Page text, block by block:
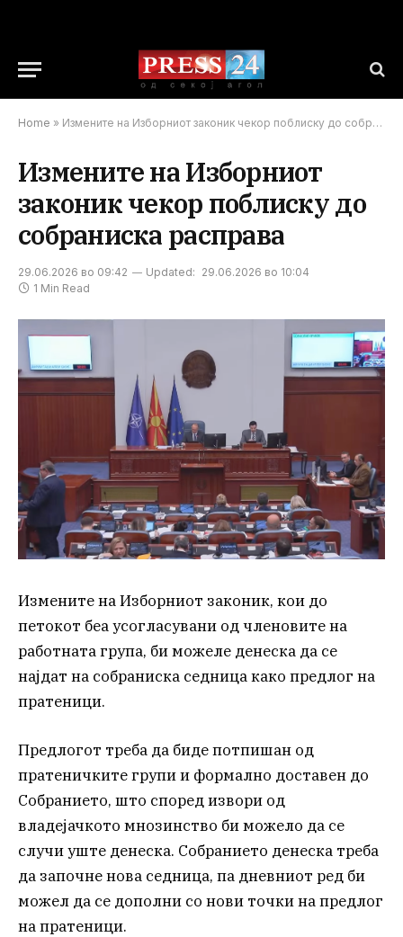
Home » Измените на Изборниот законик чекор поблиску до собраниска расправа
Измените на Изборниот
законик чекор поблиску до
собраниска расправа
29.06.2026 во 09:42 Updated: 29.06.2026 во 10:04
1 Min Read
Измените на Изборниот законик, кои до
петокот беа усогласувани од членовите на
работната група, би можеле денеска да се
најдат на собраниска седница како предлог на
пратеници.
Предлогот треба да биде потпишан од
пратеничките групи и формално доставен до
Собранието, што според извори од
владејачкото мнозинство би можело да се
случи уште денеска. Собранието денеска треба
да започне нова седница, па дневниот ред би
можел да се дополни со нови точки на предлог
на пратеници.